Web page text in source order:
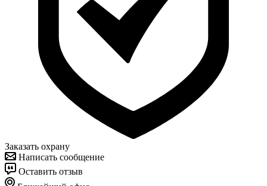
Заказать охрану
Написать сообщение
Оставить отзыв